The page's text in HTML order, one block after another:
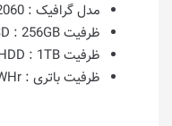
مدل گرافیک :
ظرفیت SSD :256GB
ظرفیت HDD :1TB
ظرفیت باتری :